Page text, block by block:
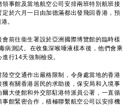
事館及當地航空公司安排兩班特別航班接
於六月一日由加德滿都出發飛回香港，預
。
前往衞生署設於亞洲國際博覽館的臨時樣
病測試。在收集深喉唾液樣本後，他們會乘
行14天強制檢疫。
空交通作出嚴格限制，令身處當地的香港
有關香港居民的求助後，保安局和入境事
大使館和外交部駐港特派員公署，一直循
館緊密合作，積極聯繫航空公司以安排機